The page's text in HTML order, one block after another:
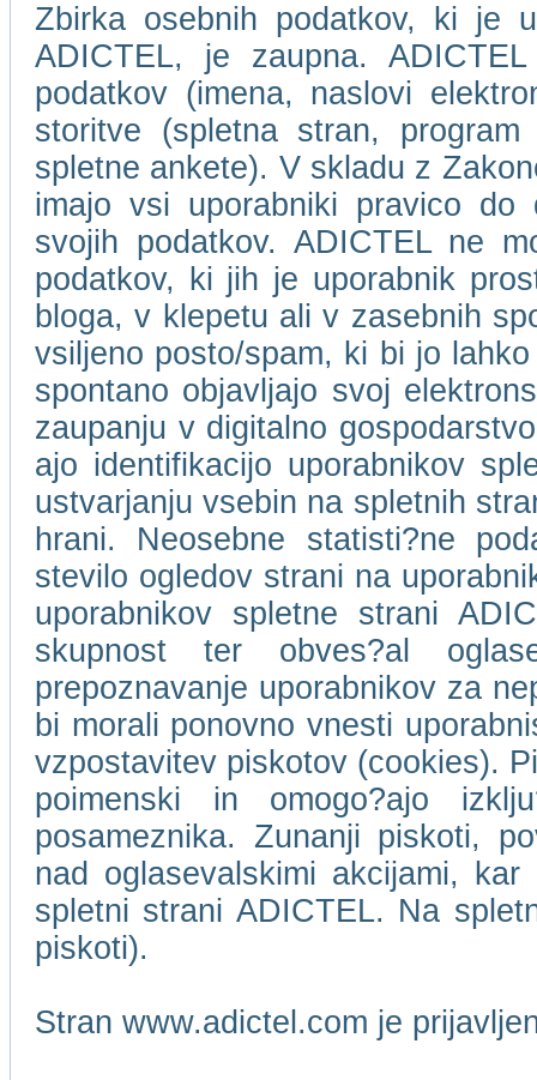
Zbirka osebnih podatkov, ki je
ADICTEL, je zaupna.
podatkov (imena, naslovi
storitve (spletna stran,
spletne ankete). V skladu z
imajo vsi uporabniki pravico do
svojih podatkov. ADICTEL ne
podatkov, ki jih je uporabnik
bloga, v klepetu ali v zasebnih
vsiljeno posto/spam, ki bi jo
spontano objavljajo svoj
zaupanju v digitalno
ajo identifikacijo uporabnikov
ustvarjanju vsebin na spletnih
hrani. Neosebne statisti?ne
stevilo ogledov strani na
uporabnikov spletne strani
skupnost ter obves?al
prepoznavanje uporabnikov za
bi morali ponovno vnesti
vzpostavitev piskotov (cookies).
poimenski in omogo?ajo
posameznika. Zunanji piskoti,
nad oglasevalskimi akcijami,
spletni strani ADICTEL. Na
piskoti).
Stran www.adictel.com je